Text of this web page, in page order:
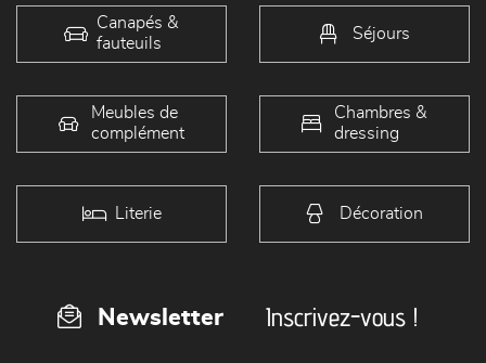
Canapés &
fauteuils
Séjours
Meubles de
complément
Chambres &
dressing
Literie Décoration
Newsletter Inscrivez-vous !